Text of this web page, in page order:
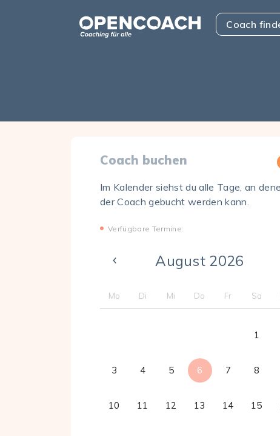
Open Coach
Coach
Coach buchen
Im Kalender siehst du alle Tage, an
der Coach gebucht werden kann.
Verfügbare Termine:
August 2026
Mo Di Mi Do Fr Sa
1
3 4 5 6 7 8
10 11 12 13 14 15